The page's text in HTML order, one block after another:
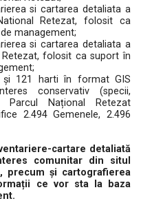
si cartarea detaliata a
Retezat, folosit ca
management;
si cartarea detaliata a
folosit ca suport în
121 harti în format GIS
conservativ (specii,
Parcul Național Retezat
2.494 Gemenele, 2.496
cartare detaliată
comunitar din situl
precum și cartografierea
ce vor sta la baza